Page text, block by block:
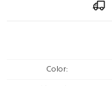
Color